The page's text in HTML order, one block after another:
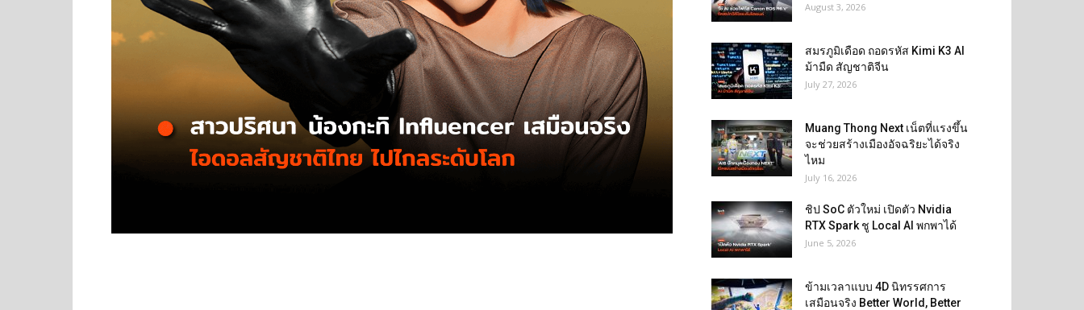
August 3, 2026
สมรภูมิเดือด ถอดรหัส Kimi K3 AI
ม้ามืด สัญชาติจีน
July 27, 2026
Muang Thong Next เน็ตที่แรงขึ้น
จะช่วยสร้างเมืองอัจฉริยะได้จริง
ไหม
July 16, 2026
ชิป SoC ตัวใหม่ เปิดตัว Nvidia
RTX Spark ชู Local AI พกพาได้
June 5, 2026
ข้ามเวลาแบบ 4D นิทรรศการ
เสมือนจริง Better World, Better